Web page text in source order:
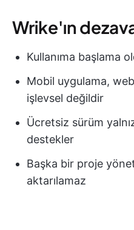
Wrike'ın
Kullanıma başlama
Mobil uygulama,
işlevsel değildir
Ücretsiz sürüm
destekler
Başka bir proje
aktarılamaz